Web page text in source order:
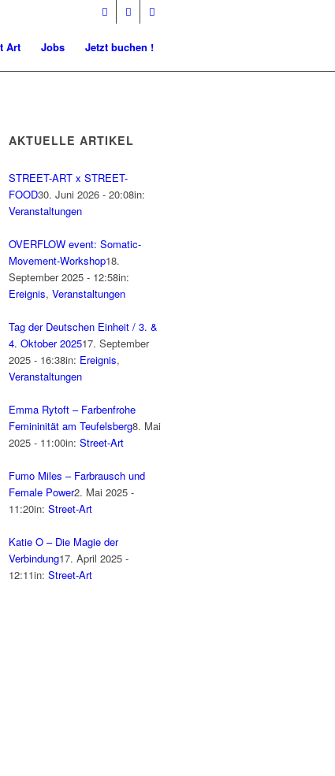
Art Jobs Jetzt buchen !
AKTUELLE ARTIKEL
STREET-ART x STREET-
FOOD30. Juni 2026 - 20:08in:
Veranstaltungen
OVERFLOW event: Somatic-
Movement-Workshop18.
September 2025 - 12:58in:
Ereignis,Veranstaltungen
Tag der Deutschen Einheit / 3. &
4. Oktober 202517. September
2025 - 16:38in: Ereignis,
Veranstaltungen
Emma Rytoft – Farbenfrohe
Femininität am Teufelsberg8. Mai
2025 - 11:00in:Street-Art
Fumo Miles – Farbrausch und
Female Power2. Mai 2025 -
11:20in:Street-Art
Katie O – Die Magie der
Verbindung17. April 2025 -
12:11in:Street-Art